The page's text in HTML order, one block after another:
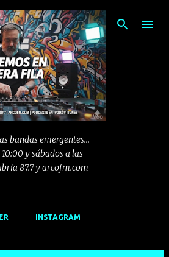
Ir al contenido principal
bandas emergentes...
y sábados a las
87.7 y arcofm.com
INSTAGRAM